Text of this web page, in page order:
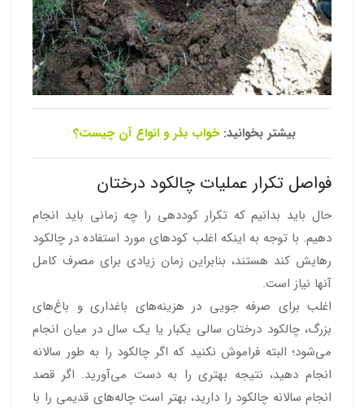
بیشتر بخوانید:خواب بذر و انواع آن چیست؟
فواصل تکرار عملیات چالکود درختان
حال باید بدانیم که تکرار کوددهی را چه زمانی باید انجام
دهیم. با توجه به اینکه اغلب کودهای مورد استفاده در چالکود
رهایش کند هستند، بنابراین زمان زیادی برای مصرف کامل
آنها نیاز است.
اغلب برای صرفه جویی در هزینه‌های باغداری و باغ‌های
بزرگ، چالکود درختان سالی یکبار یا یک سال در میان انجام
می‌شود؛ البته فراموش نکنید که اگر چالکود را به طور سالانه
انجام دهید، نتیجه بهتری را به دست می‌آورید. اگر قصد
انجام سالانه چالکود را دارید، بهتر است چاله‌های قدیمی را با